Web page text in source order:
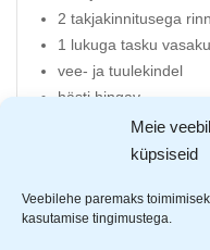
Meie
küpsiseid
Veebilehe paremaks
kasutamise tingimustega.
2 takjakinnitusega
1 lukuga tasku
vee- ja tuulekindel
hästi hingav
jope alumine osa
100% polüestrist